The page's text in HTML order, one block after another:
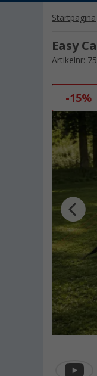
Startpagina
Easy
Artikelnr:
-15%